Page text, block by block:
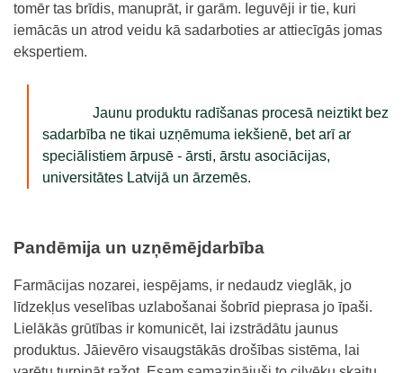
tomēr tas brīdis, manuprāt, ir garām. Ieguvēji ir tie, kuri
iemācās un atrod veidu kā sadarboties ar attiecīgās jomas
ekspertiem.
Jaunu produktu radīšanas procesā neiztikt bez
sadarbība ne tikai uzņēmuma iekšienē, bet arī ar
speciālistiem ārpusē - ārsti, ārstu asociācijas,
universitātes Latvijā un ārzemēs.
Pandēmija un uzņēmējdarbība
Farmācijas nozarei, iespējams, ir nedaudz vieglāk, jo
līdzekļus veselības uzlabošanai šobrīd pieprasa jo īpaši.
Lielākās grūtības ir komunicēt, lai izstrādātu jaunus
produktus. Jāievēro visaugstākās drošības sistēma, lai